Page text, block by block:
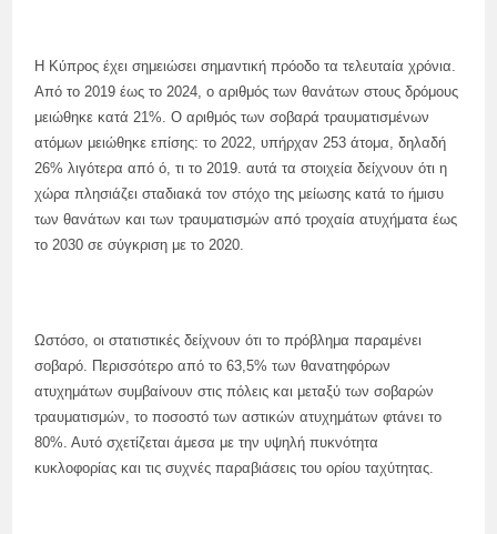
Η Κύπρος έχει σημειώσει σημαντική πρόοδο τα τελευταία χρόνια.
Από το 2019 έως το 2024, ο αριθμός των θανάτων στους δρόμους
μειώθηκε κατά 21%. Ο αριθμός των σοβαρά τραυματισμένων
ατόμων μειώθηκε επίσης: το 2022, υπήρχαν 253 άτομα, δηλαδή
26% λιγότερα από ό, τι το 2019. αυτά τα στοιχεία δείχνουν ότι η
χώρα πλησιάζει σταδιακά τον στόχο της μείωσης κατά το ήμισυ
των θανάτων και των τραυματισμών από τροχαία ατυχήματα έως
το 2030 σε σύγκριση με το 2020.
Ωστόσο, οι στατιστικές δείχνουν ότι το πρόβλημα παραμένει
σοβαρό. Περισσότερο από το 63,5% των θανατηφόρων
ατυχημάτων συμβαίνουν στις πόλεις και μεταξύ των σοβαρών
τραυματισμών, το ποσοστό των αστικών ατυχημάτων φτάνει το
80%. Αυτό σχετίζεται άμεσα με την υψηλή πυκνότητα
κυκλοφορίας και τις συχνές παραβιάσεις του ορίου ταχύτητας.